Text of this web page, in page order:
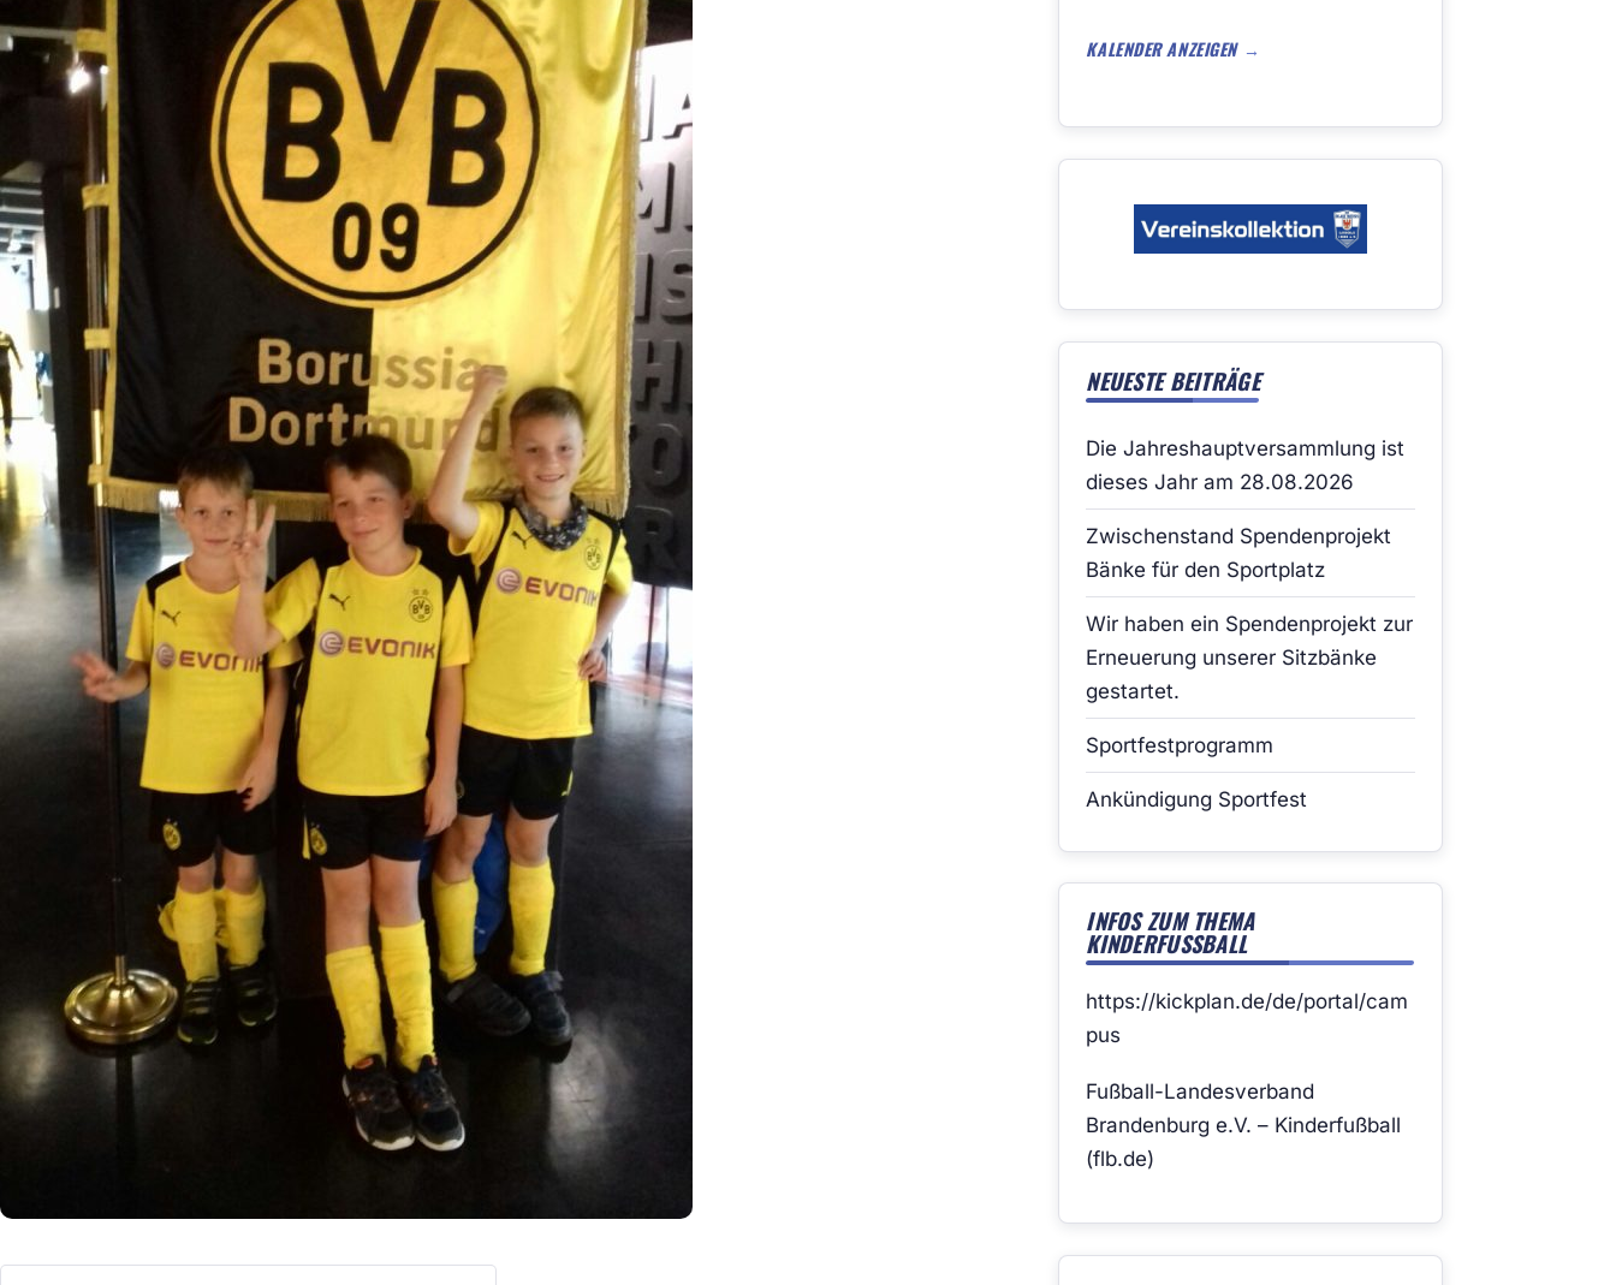
KALENDER ANZEIGEN
NEUESTE BEITRÄGE
Die Jahreshauptversammlung ist
dieses Jahr am 28.08.2026
Zwischenstand Spendenprojekt
Bänke für den Sportplatz
Wir haben ein Spendenprojekt zur
Erneuerung unserer Sitzbänke
gestartet.
Sportfestprogramm
Ankündigung Sportfest
INFOS ZUM THEMA
KINDERFUSSBALL
https://kickplan.de/de/portal/cam
pus
Fußball-Landesverband
Brandenburg e.V. – Kinderfußball
(flb.de)